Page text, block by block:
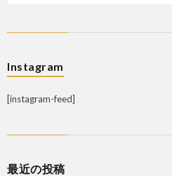
Instagram
[instagram-feed]
最近の投稿